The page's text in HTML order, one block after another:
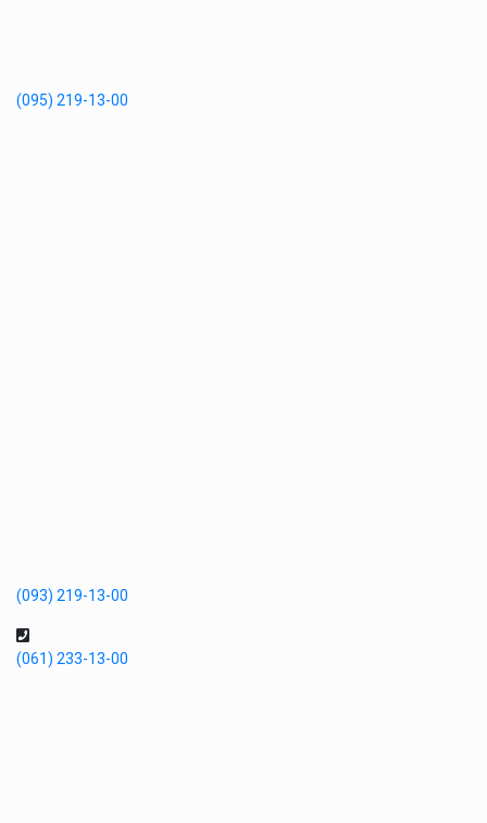
(095) 219-13-00
(093) 219-13-00
(061) 233-13-00